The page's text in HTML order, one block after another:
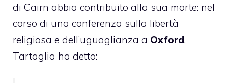
di Cairn abbia contribuito alla sua morte: nel
corso di una conferenza sulla libertà
religiosa e dell’uguaglianza a Oxford,
Tartaglia ha detto: